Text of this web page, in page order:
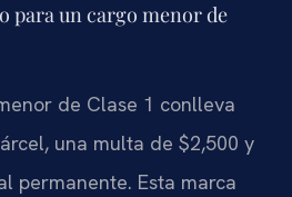
para un cargo menor de
de Clase 1 conlleva
una multa de $2,500 y
permanente. Esta marca